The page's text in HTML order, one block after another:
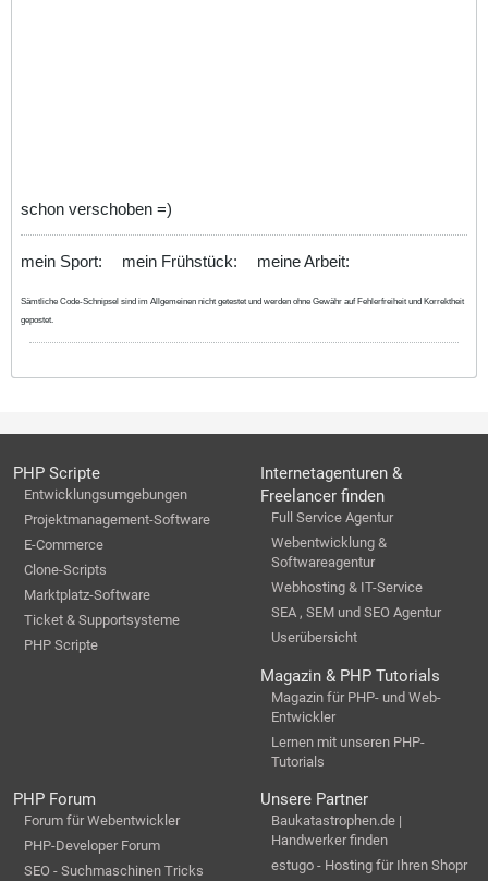
schon verschoben =)
mein Sport: mein Frühstück: meine Arbeit:
Sämtliche Code-Schnipsel sind im Allgemeinen nicht getestet und werden ohne Gewähr auf Fehlerfreiheit und Korrektheit
gepostet.
PHP Scripte
Entwicklungsumgebungen
Projektmanagement-Software
E-Commerce
Clone-Scripts
Marktplatz-Software
Ticket & Supportsysteme
PHP Scripte
Internetagenturen &
Freelancer finden
Full Service Agentur
Webentwicklung &
Softwareagentur
Webhosting & IT-Service
SEA , SEM und SEO Agentur
Userübersicht
Magazin & PHP Tutorials
Magazin für PHP- und Web-
Entwickler
Lernen mit unseren PHP-
Tutorials
PHP Forum
Forum für Webentwickler
PHP-Developer Forum
SEO - Suchmaschinen Tricks
Unsere Partner
Baukatastrophen.de |
Handwerker finden
estugo - Hosting für Ihren Shopr